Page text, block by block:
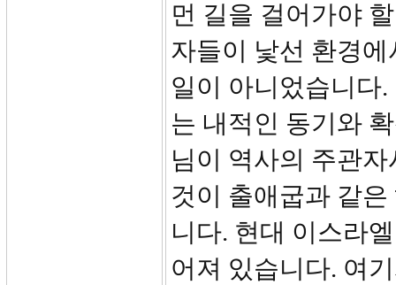
먼 길을 걸어가야
자들이 낯선 환경
일이 아니었습니다
는 내적인 동기와
님이 역사의 주관
것이 출애굽과 같
니다. 현대 이스라
어져 있습니다. 여